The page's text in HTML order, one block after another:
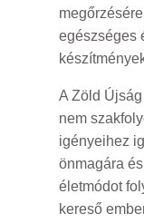
egészséges
A Zöld
nem
igényeihez
önmagára
életmódot
kereső